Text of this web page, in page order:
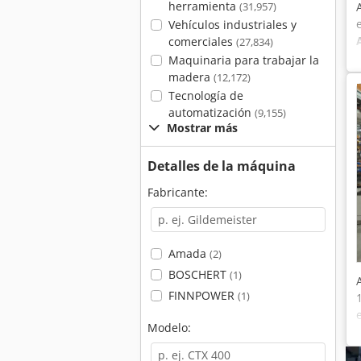
herramienta (31,957)
Vehículos industriales y
comerciales (27,834)
Maquinaria para trabajar la
madera (12,172)
Tecnología de
automatización (9,155)
Mostrar más
Detalles de la máquina
Fabricante:
Amada (2)
BOSCHERT (1)
FINNPOWER (1)
Modelo: